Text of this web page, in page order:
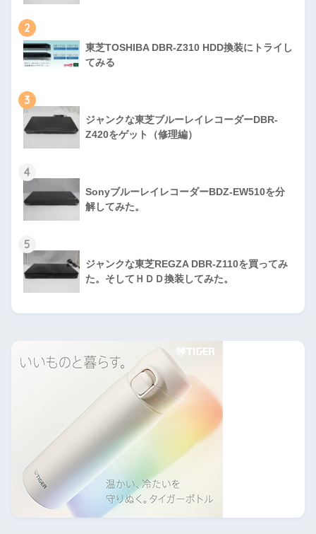
2
東芝TOSHIBA DBR-Z310 HDD換装にトライし
てみる
3
ジャンクな東芝ブルーレイレコーダーDBR-
Z420をゲット（修理編）
4
SonyブルーレイレコーダーBDZ-EW510を分
解してみた。
5
ジャンクな東芝REGZA DBR-Z110を買ってみ
た。そしてＨＤＤ換装してみた。